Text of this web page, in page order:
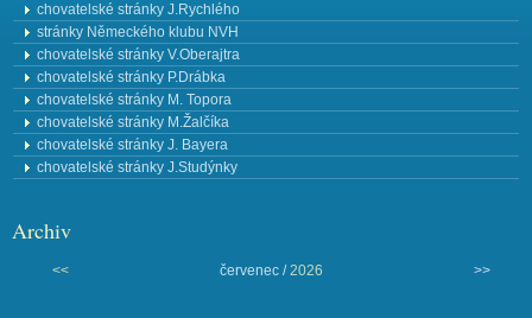
chovatelské stránky J.Rychlého
stránky Německého klubu NVH
chovatelské stránky V.Oberajtra
chovatelské stránky P.Drábka
chovatelské stránky M. Topora
chovatelské stránky M.Žalčíka
chovatelské stránky J. Bayera
chovatelské stránky J.Studýnky
Archiv
<< červenec /2026 >>